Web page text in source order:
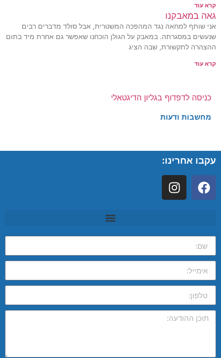
קרא עוד
גאה במאבקנו
אני שותף למחאה נגד המהפכה המשטרית, אבל סולד מדברים רבים
שנעשים במסגרתה. במאבק על הגולן הוכחנו שאפשר גם אחרת מיד בתום
ההצהרה לתקשורת, שבה הציג
קרא עוד
כניסה לדפדוף בגליון הדיגטאלי
מחשבות ודעות
עקבו אחרינו: